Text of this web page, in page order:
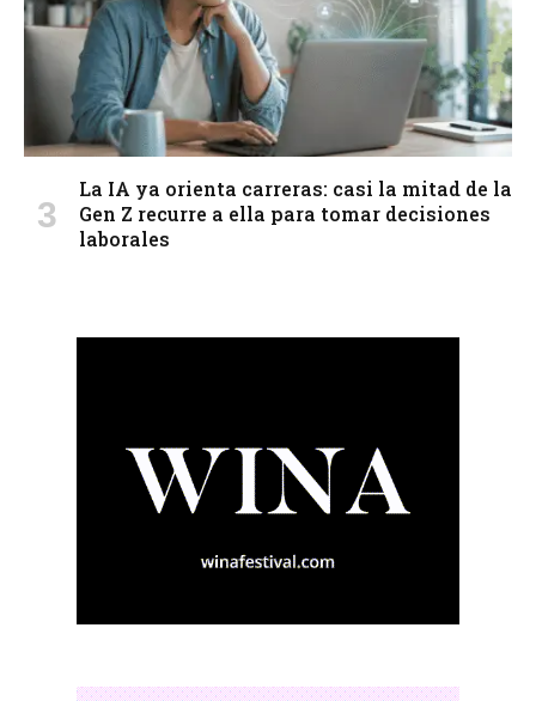
La IA ya orienta carreras: casi la mitad de la
Gen Z recurre a ella para tomar decisiones
laborales